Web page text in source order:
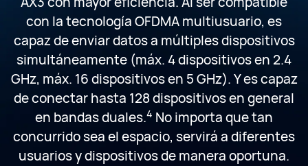
con la tecnología OFDMA multiusuario, es
capaz de enviar datos a múltiples dispositivos
simultáneamente (máx. 4 dispositivos en 2.4
GHz, máx. 16 dispositivos en 5 GHz). Y es capaz
de conectar hasta 128 dispositivos en general
en bandas duales.4 No importa que tan
concurrido sea el espacio, servirá a diferentes
usuarios y dispositivos de manera oportuna.